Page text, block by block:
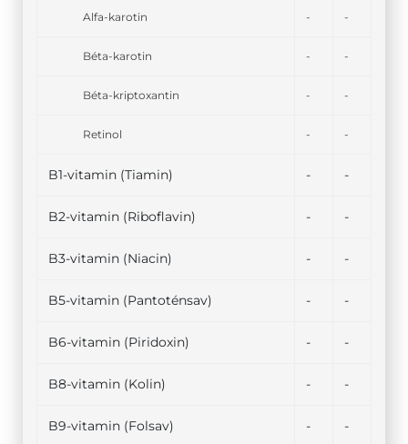
Alfa-karotin - -
Béta-karotin - -
Béta-kriptoxantin - -
Retinol - -
B1-vitamin (Tiamin) - -
B2-vitamin (Riboflavin) - -
B3-vitamin (Niacin) - -
B5-vitamin (Pantoténsav) - -
B6-vitamin (Piridoxin) - -
B8-vitamin (Kolin) - -
B9-vitamin (Folsav) - -